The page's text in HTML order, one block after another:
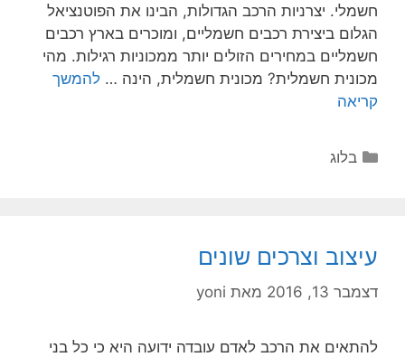
חשמלי. יצרניות הרכב הגדולות, הבינו את הפוטנציאל
הגלום ביצירת רכבים חשמליים, ומוכרים בארץ רכבים
חשמליים במחירים הזולים יותר ממכוניות רגילות. מהי
מכונית חשמלית? מכונית חשמלית, הינה …להמשך
קריאה
בלוג
עיצוב וצרכים שונים
דצמבר 13, 2016 מאתyoni
להתאים את הרכב לאדם עובדה ידועה היא כי כל בני